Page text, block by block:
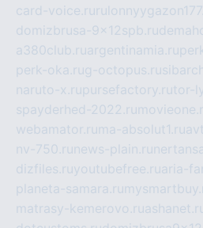
card-voice.ru
domizbrusa-9x12spb.ru
a380club.ruargentinamia.ru
perk-oka.rug-octopus.ru
naruto-x.rupursefactory.rutor-
spayderhed-2022.ru
webamator.ru ma-absolut1.ru
nv-750.ru news-plain.ru
dizfiles.ruyoutubefree.ruaria-
planeta-samara.ru
matrasy-kemerovo.ru